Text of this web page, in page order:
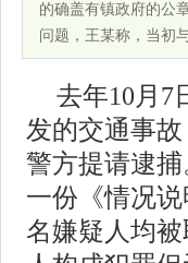
的确盖有镇政府的公
问题，王某称，当初
去年10月7
发的交通事
警方提请逮
一份《情况
名嫌疑人均